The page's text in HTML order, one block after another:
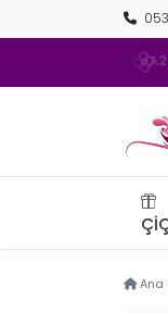
ACELYA23 KODU
Ana